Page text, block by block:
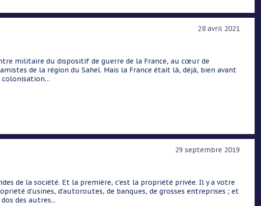
28 avril 2021
militaire du dispositif de guerre de la France, au cœur de
de la région du Sahel. Mais la France était là, déjà, bien avant
colonisation…
29 septembre 2019
de la société. Et la première, c’est la propriété privée. Il y a votre
d'usines, d'autoroutes, de banques, de grosses entreprises ; et
des autres...